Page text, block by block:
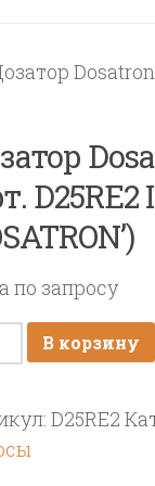
Dosatron
D25RE2
по запросу
В корзину
D25RE2